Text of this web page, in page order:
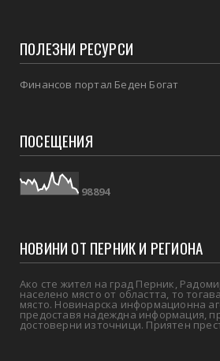
ПОЛЕЗНИ РЕСУРСИ
Финансов портал Беден Богат
ПОСЕЩЕНИЯ
98894
НОВИНИ ОТ ПЕРНИК И РЕГИОНА
Ако сте жител на град Перник,
населено място от областта, то
място. Новинарска информационна
предоставя надеждна информация,
достоверни източници. Приятен